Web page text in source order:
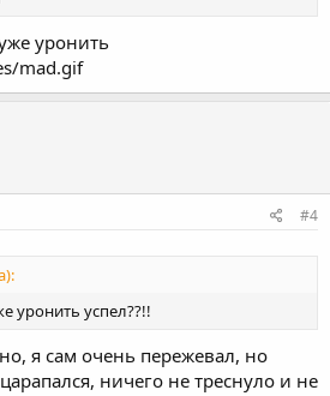
уронить
mad.gif
#4
уронить успел??!!
я сам очень пережевал, но
ничего не треснуло и не